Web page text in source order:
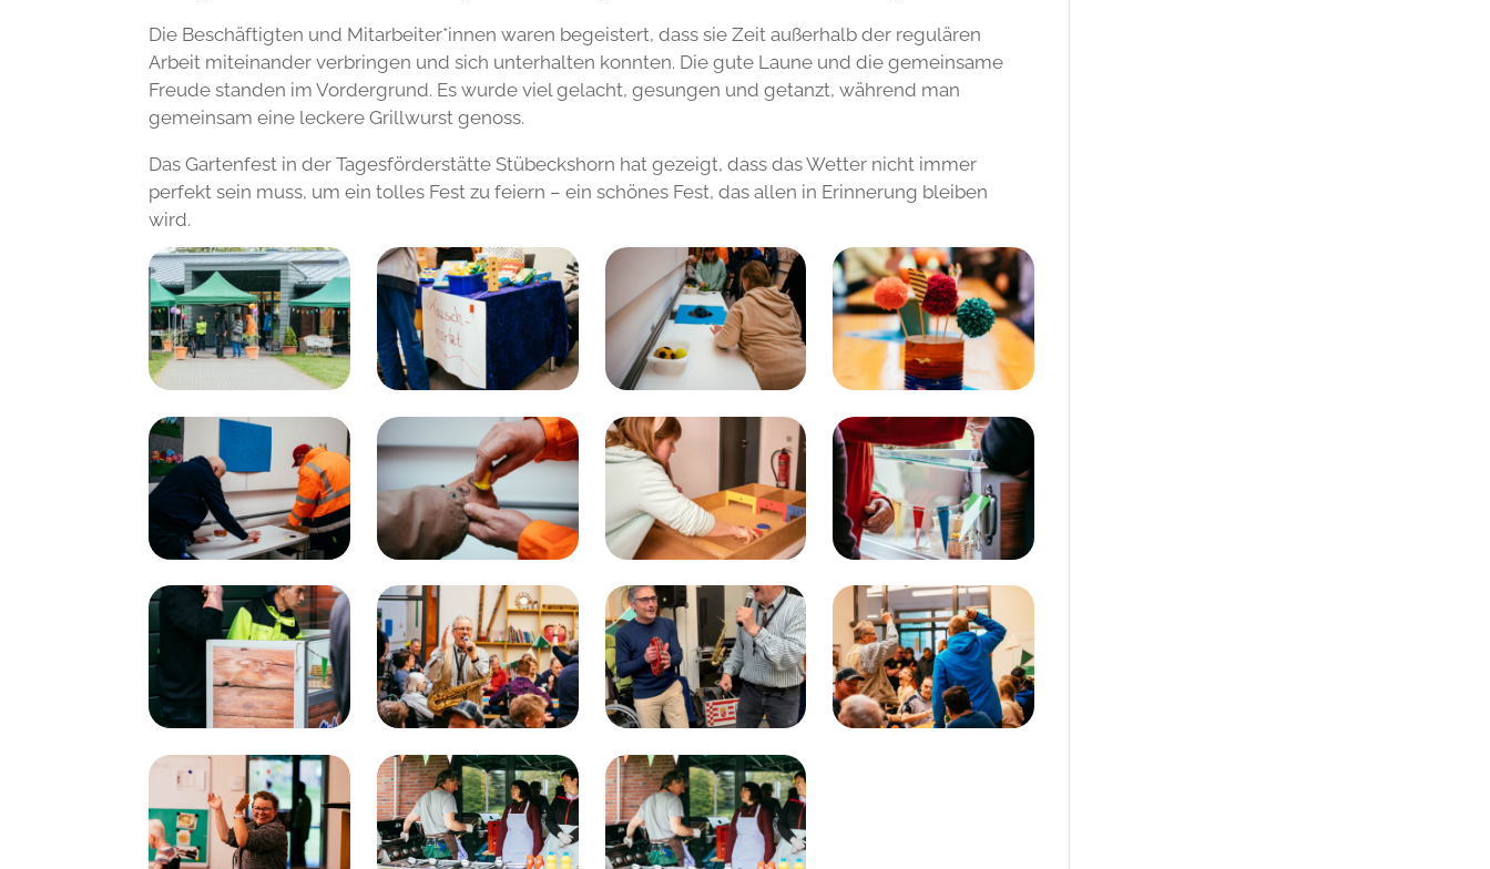
Die Beschäftigten und Mitarbeiter*innen waren begeistert, dass sie Zeit außerhalb der regulären
Arbeit miteinander verbringen und sich unterhalten konnten. Die gute Laune und die gemeinsame
Freude standen im Vordergrund. Es wurde viel gelacht, gesungen und getanzt, während man
gemeinsam eine leckere Grillwurst genoss.
Das Gartenfest in der Tagesförderstätte Stübeckshorn hat gezeigt, dass das Wetter nicht immer
perfekt sein muss, um ein tolles Fest zu feiern – ein schönes Fest, das allen in Erinnerung bleiben
wird.